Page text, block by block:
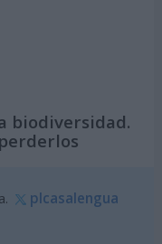
biodiversidad.
plcasalengua